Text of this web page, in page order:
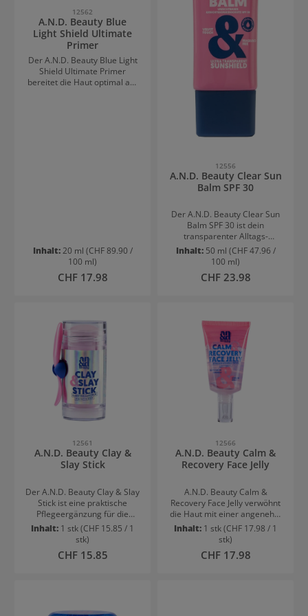
anschließend entgegen der
Haarwuchsrichtung zügig
abziehen.
inklusiveAnwendungDirekt
auf die Lippen auftragen und
bei Bedarf mehrmals täglich
erneuern.
12562
A.N.D. Beauty Blue
Light Shield Ultimate
Primer
Der A.N.D. Beauty Blue Light
Shield Ultimate Primer
bereitet die Haut optimal auf
geeignetAnwendungNach der
Hautpflege eine kleine
Menge gleichmäßig auf
Gesicht und Hals auftragen.
Inhalt:20 ml (CHF 89.90 /
100 ml)
Regulärer Preis:
CHF 17.98
12556
A.N.D. Beauty Clear Sun
Balm SPF 30
Der A.N.D. Beauty Clear Sun
Balm SPF 30 ist dein
transparenter Alltags-
Sonnenschutz mit smarter
Pflegewirkung. Die leichte,
samtige Textur lässt sich
einfach auftragen, zieht
Formel schützt zuverlässig
vor UV-Strahlen und pflegt
die Haut mit Vitamin E, Maisöl
und Beta-Carotin. Wasser-
und schweißresistent – ideal
für jeden
Tag. AnwendungGleichmäßig
besonders nach dem
Abtrocknen.
Inhalt: 50 ml (CHF 47.96 /
100 ml)
Regulärer Preis:
CHF 23.98
12561
A.N.D. Beauty Clay &
Slay Stick
Der A.N.D. Beauty Clay & Slay
Stick ist eine praktische
Pflegeergänzung für die
schnelle und gezielte
Anwendung. Die handliche
Stick-Form ermöglicht ein
unkompliziertes Auftragen
AnwendungEinfach in der
Inhalt: 1 stk(CHF 15.85 / 1
stk)
Regulärer Preis:
CHF 15.85
12566
A.N.D. Beauty Calm &
Recovery Face Jelly
A.N.D. Beauty Calm &
Recovery Face Jelly verwöhnt
die Haut mit einer angenehm
leichten Gel-Textur. Die
Formel hinterlässt ein
frisches Hautgefühl und
unterstützt die tägliche
Inhalt: 1 stk(CHF 17.98 / 1
stk)
Regulärer Preis:
CHF 17.98